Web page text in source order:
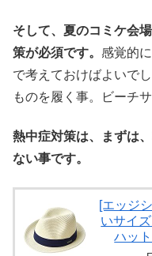
そして、夏のコミケ会
策が必須です。 感覚的
で考えておけばよいで
ものを履く事。ビーチ
熱中症対策は、まずは
ない事です。
[エッジ
いサイ
ハッ